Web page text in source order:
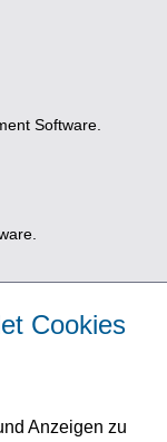
Software.
Cookies
Anzeigen zu